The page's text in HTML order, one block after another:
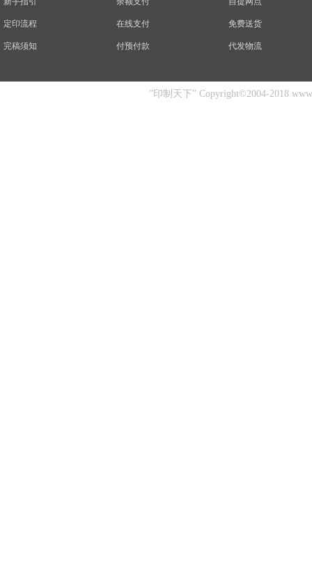
定印流程
完稿须知
在线支付
付预付款
免费送货
代发物流
”印制天下” Copyright©2004-2018